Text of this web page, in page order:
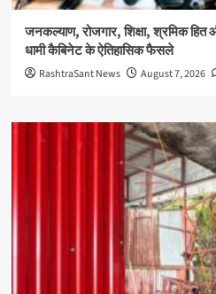
जनकल्याण, रोजगार, शिक्षा, श्रमिक
धामी कैबिनेट के ऐतिहासिक फैसले
RashtraSant News August 7, 2026